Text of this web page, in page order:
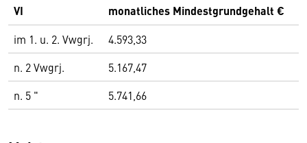
VI monatliches Mindestgrundgehalt €
im 1. u. 2. Vwgrj.
4.593,33
n. 2 Vwgrj.
5.167,47
n. 5 "
5.741,66